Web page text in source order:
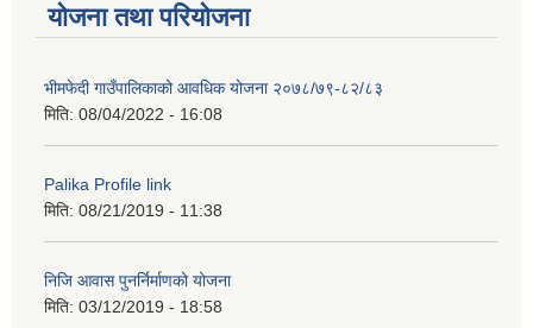
योजना तथा परियोजना
भीमफेदी गाउँपालिकाको आवधिक योजना २०७८/७९-८२/८३
मिति: 08/04/2022 - 16:08
Palika Profile link
मिति: 08/21/2019 - 11:38
निजि आवास पुनर्निर्माणको योजना
मिति: 03/12/2019 - 18:58